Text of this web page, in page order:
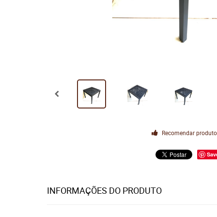
Recomendar produto
INFORMAÇÕES DO PRODUTO